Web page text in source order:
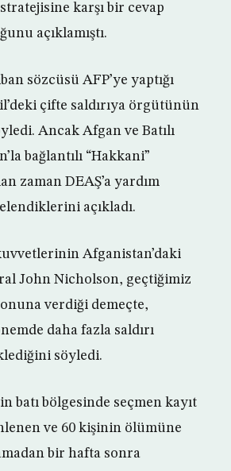
karşı bir cevap
açıklamıştı.
sözcüsü AFP’ye yaptığı
çifte saldırıya örgütünün
Ancak Afgan ve Batılı
bağlantılı “Hakkani”
zaman DEAŞ’a yardım
açıkladı.
Afganistan’daki
John Nicholson, geçtiğimiz
verdiği demeçte,
daha fazla saldırı
söyledi.
batı bölgesinde seçmen kayıt
ve 60 kişinin ölümüne
bir hafta sonra